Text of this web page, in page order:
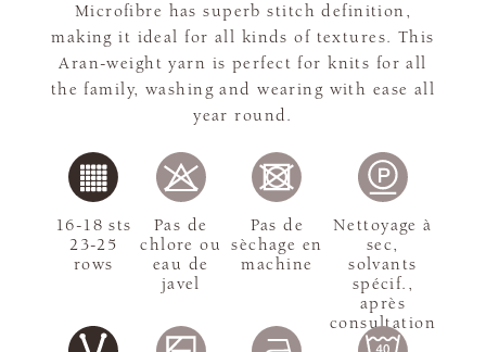
Microfibre has superb stitch definition,
making it ideal for all kinds of textures. This
Aran-weight yarn is perfect for knits for all
the family, washing and wearing with ease all
year round.
16-18 sts
23-25
rows
Pas de
chlore ou
eau de
javel
Pas de
sèchage en
machine
Nettoyage à
sec,
solvants
spécif.,
après
consultation